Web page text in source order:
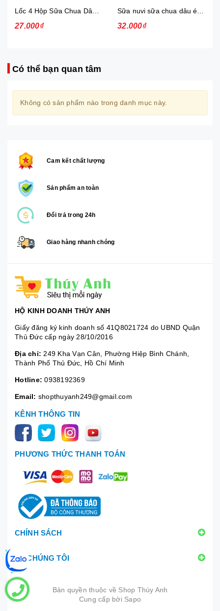
27.000₫ 32.000₫
Có thể bạn quan tâm
Không có sản phẩm nào trong danh mục này.
Cam kết chất lượng
Sản phẩm an toàn
Đổi trả trong 24h
Giao hàng nhanh chóng
HỘ KINH DOANH THÚY ANH
Giấy đăng ký kinh doanh số 41Q8021724 do UBND Quận
Thủ Đức cấp ngày 28/10/2016
Địa chỉ: 249 Kha Vạn Cân, Phường Hiệp Bình Chánh,
Thành Phố Thủ Đức, Hồ Chí Minh
Hotline: 0938192369
Email: shopthuyanh249@gmail.com
KÊNH THÔNG TIN
PHƯƠNG THỨC THANH TOÁN
CHÍNH SÁCH
VỀ CHÚNG TÔI
Bản quyền thuộc về Shop Thúy Anh
|
Cung cấp bởi Sapo